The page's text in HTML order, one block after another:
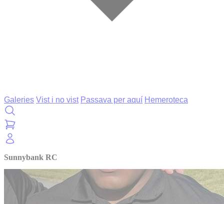
Galeries Vist i no vist Passava per aquí Hemeroteca
Sunnybank RC